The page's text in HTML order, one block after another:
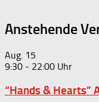
Anstehende
Aug. 15
9:30 - 22:00
“Hands & Hearts”